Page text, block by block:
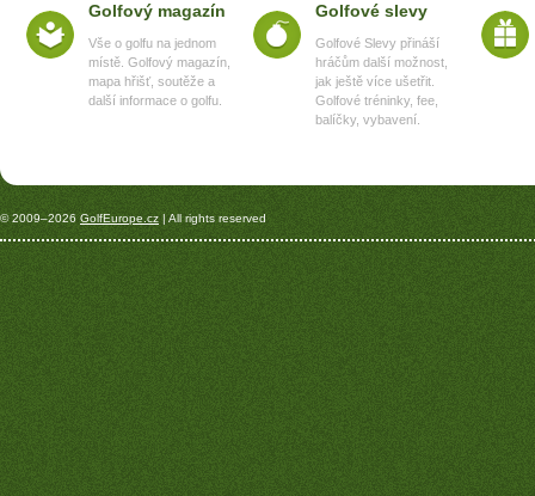
Golfový magazín
Vše o golfu na jednom
místě. Golfový magazín,
mapa hřišť, soutěže a
další informace o golfu.
Golfové slevy
Golfové Slevy přináší
hráčům další možnost,
jak ještě více ušetřit.
Golfové tréninky, fee,
balíčky, vybavení.
© 2009–2026 GolfEurope.cz | All rights reserved